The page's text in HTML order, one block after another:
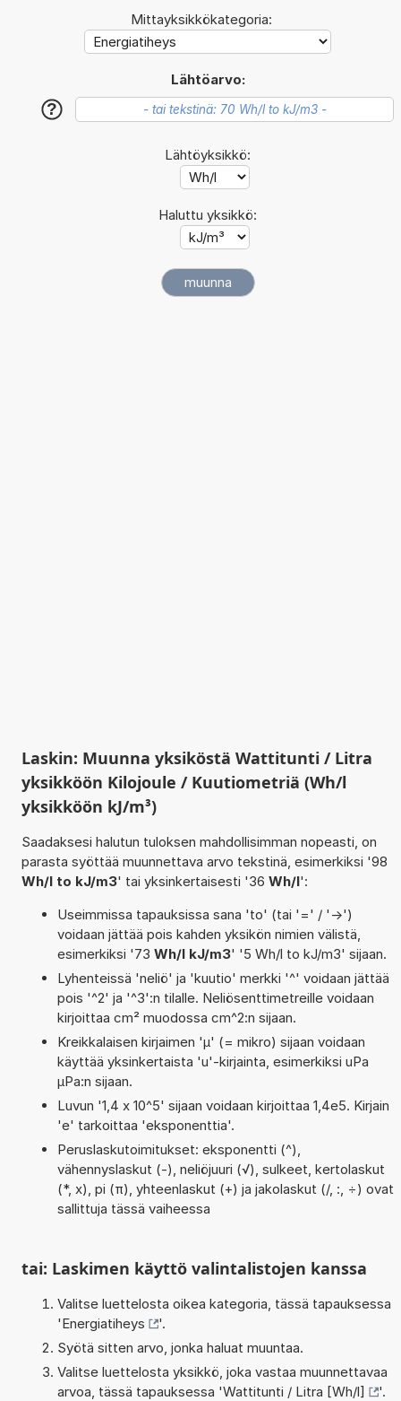
Mittayksikkökategoria:
Lähtöarvo:
?
Lähtöyksikkö:
Haluttu yksikkö:
Laskin: Muunna yksiköstä Wattitunti / Litra
yksikköön Kilojoule / Kuutiometriä (Wh/l
yksikköön kJ/m³)
Saadaksesi halutun tuloksen mahdollisimman nopeasti, on
parasta syöttää muunnettava arvo tekstinä, esimerkiksi '98
Wh/l to kJ/m3' tai yksinkertaisesti '36 Wh/l':
Useimmissa tapauksissa sana 'to' (tai '=' / '->')
voidaan jättää pois kahden yksikön nimien välistä,
esimerkiksi '73 Wh/l kJ/m3' '5 Wh/l to kJ/m3' sijaan.
Lyhenteissä 'neliö' ja 'kuutio' merkki '^' voidaan jättää
pois '^2' ja '^3':n tilalle. Neliösenttimetreille voidaan
kirjoittaa cm² muodossa cm^2:n sijaan.
Kreikkalaisen kirjaimen 'µ' (= mikro) sijaan voidaan
käyttää yksinkertaista 'u'-kirjainta, esimerkiksi uPa
µPa:n sijaan.
Luvun '1,4 x 10^5' sijaan voidaan kirjoittaa 1,4e5. Kirjain
'e' tarkoittaa 'eksponenttia'.
Peruslaskutoimitukset: eksponentti (^),
vähennyslaskut (-), neliöjuuri (√), sulkeet, kertolaskut
(*, x), pi (π), yhteenlaskut (+) ja jakolaskut (/, :, ÷) ovat
sallittuja tässä vaiheessa
tai: Laskimen käyttö valintalistojen kanssa
Valitse luettelosta oikea kategoria, tässä tapauksessa
'Energiatiheys
'.
Syötä sitten arvo, jonka haluat muuntaa.
Valitse luettelosta yksikkö, joka vastaa muunnettavaa
arvoa, tässä tapauksessa 'Wattitunti / Litra [Wh/l]
'.